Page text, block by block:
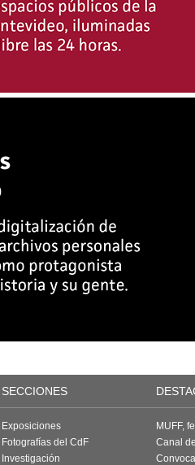
SECCIONES
Exposiciones
Fotografías del CdF
Investigación
MUFF,
Canal